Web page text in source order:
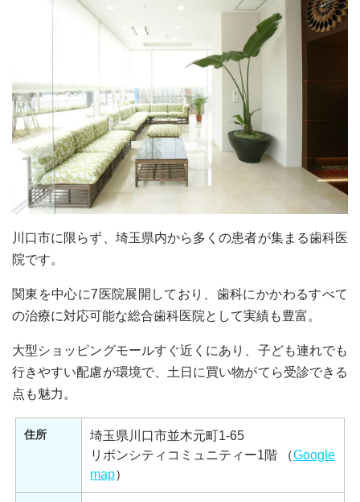
川口市に限らず、埼玉県内から多くの患者が集まる歯科医
院です。
関東を中心に7医院展開しており、歯科にかかわるすべて
の治療に対応可能な総合歯科医院として実績も豊富。
大型ショッピングモールすぐ近くにあり、子ども連れでも
行きやすい配慮が環境で、土日に買い物がてら受診できる
点も魅力。
住所
埼玉県川口市並木元町1-65
リボンシティコミュニティー1階 （Google
map）